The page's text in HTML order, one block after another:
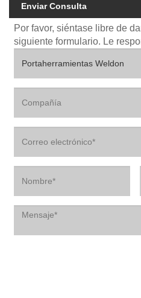
Enviar Consulta
Por favor, siéntase libre de
siguiente formulario. Le